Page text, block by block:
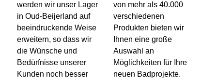
werden wir unser Lager
in Oud-Beijerland auf
beeindruckende Weise
erweitern, so dass wir
die Wünsche und
Bedürfnisse unserer
Kunden noch besser
von mehr als 40.000
verschiedenen
Produkten bieten wir
Ihnen eine große
Auswahl an
Möglichkeiten für Ihre
neuen Badprojekte.